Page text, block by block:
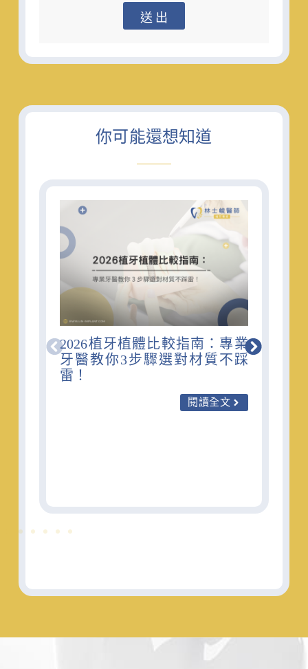
送 出
你可能還想知道
2026植牙植體比較指南：專業
牙醫教你3步驟選對材質不踩
雷！
閱讀全文